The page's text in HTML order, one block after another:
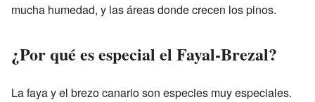
mucha humedad, y las áreas donde crecen los pinos.
¿Por qué es especial el Fayal-Brezal?
La faya y el brezo canario son especies muy especiales.